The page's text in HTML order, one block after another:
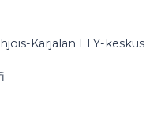
Karjalan ELY-keskus